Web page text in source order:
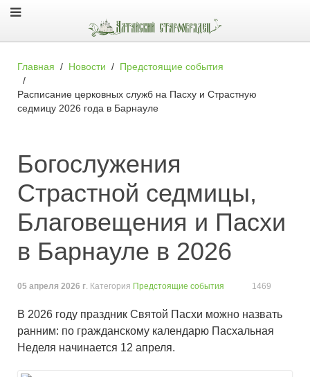
Главная Новости Предстоящие события
Расписание церковных служб на Пасху и Страстную
седмицу 2026 года в Барнауле
Богослужения
Страстной седмицы,
Благовещения и Пасхи
в Барнауле в 2026
05 апреля 2026 г. Категория Предстоящие события 1469
В 2026 году праздник Святой Пасхи можно назвать
ранним: по гражданскому календарю Пасхальная
Неделя начинается 12 апреля.